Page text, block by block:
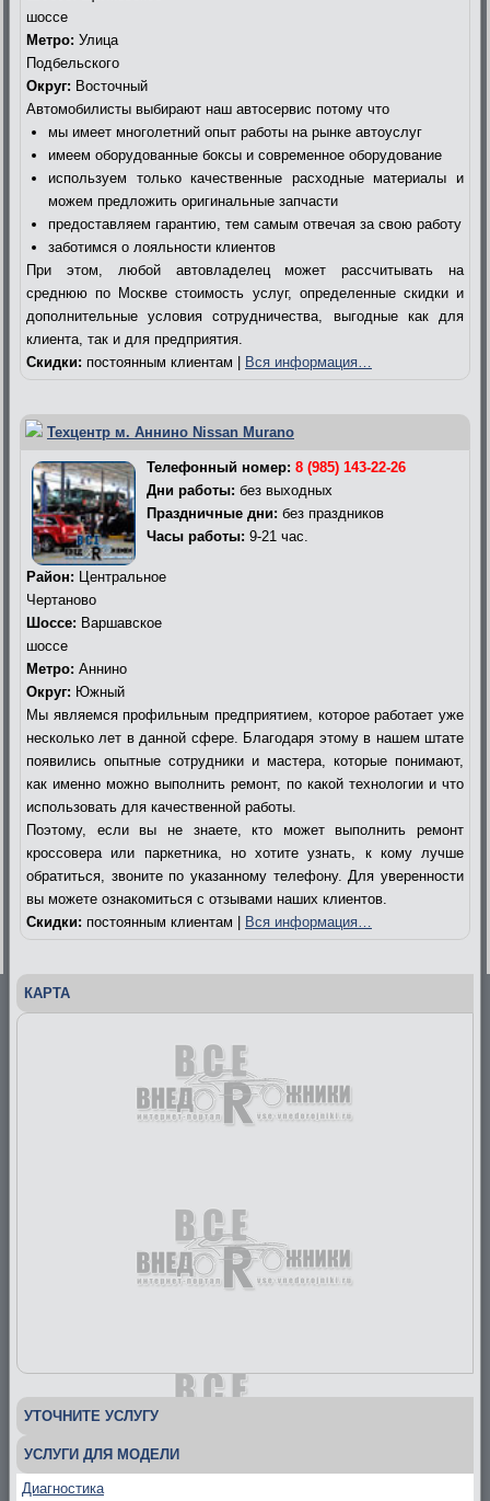
шоссе
Метро: Улица
Подбельского
Округ: Восточный
Автомобилисты выбирают наш автосервис потому что
мы имеет многолетний опыт работы на рынке автоуслуг
имеем оборудованные боксы и современное оборудование
используем только качественные расходные материалы и
можем предложить оригинальные запчасти
предоставляем гарантию, тем самым отвечая за свою работу
заботимся о лояльности клиентов
При этом, любой автовладелец может рассчитывать на
среднюю по Москве стоимость услуг, определенные скидки и
дополнительные условия сотрудничества, выгодные как для
клиента, так и для предприятия.
Скидки: постоянным клиентам | Вся информация…
Техцентр м. Аннино Nissan Murano
Телефонный номер: 8 (985) 143-22-26
Дни работы: без выходных
Праздничные дни: без праздников
Часы работы: 9-21 час.
Район: Центральное
Чертаново
Шоссе: Варшавское
шоссе
Метро: Аннино
Округ: Южный
Мы являемся профильным предприятием, которое работает уже
несколько лет в данной сфере. Благодаря этому в нашем штате
появились опытные сотрудники и мастера, которые понимают,
как именно можно выполнить ремонт, по какой технологии и что
использовать для качественной работы.
Поэтому, если вы не знаете, кто может выполнить ремонт
кроссовера или паркетника, но хотите узнать, к кому лучше
обратиться, звоните по указанному телефону. Для уверенности
вы можете ознакомиться с отзывами наших клиентов.
Скидки: постоянным клиентам | Вся информация…
КАРТА
УТОЧНИТЕ УСЛУГУ
УСЛУГИ ДЛЯ МОДЕЛИ
Диагностика